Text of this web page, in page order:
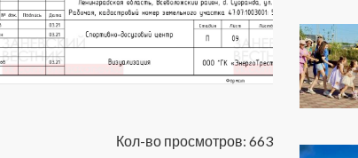
Кол-во просмотров: 663